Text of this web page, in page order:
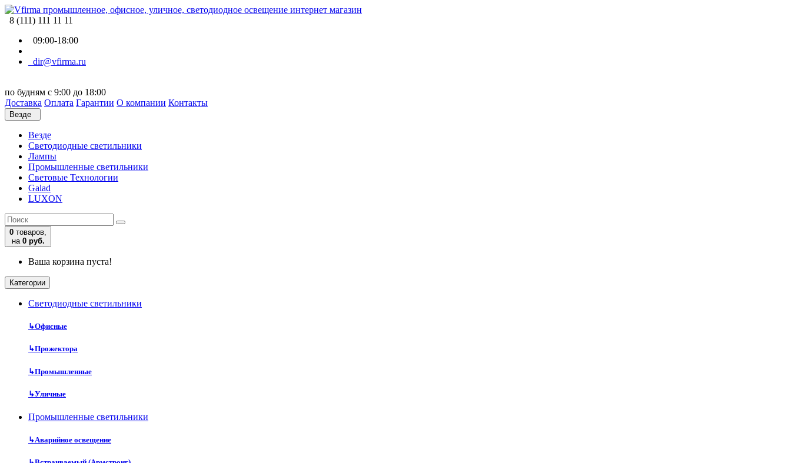
8 (111) 111 11 11
09:00-18:00
dir@vfirma.ru
по будням с 9:00 до 18:00
Доставка Оплата Гарантии О компании Контакты
Везде
Везде
Cветодиодные светильники
Лампы
Промышленные светильники
Световые Технологии
Galad
LUXON
0 товаров,
на 0 руб.
Ваша корзина пуста!
Категории
Cветодиодные светильники
↳Офисные
↳Прожектора
↳Промышленные
↳Уличные
Промышленные светильники
↳Аварийное освещение